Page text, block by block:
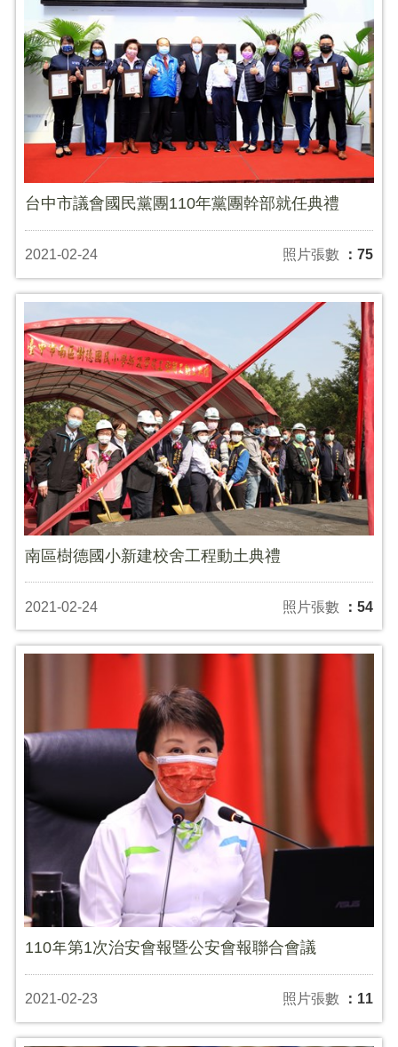
台中市議會國民黨團110年黨團幹部就任典禮
2021-02-24 照片張數 ：75
南區樹德國小新建校舍工程動土典禮
2021-02-24 照片張數 ：54
110年第1次治安會報暨公安會報聯合會議
2021-02-23 照片張數 ：11